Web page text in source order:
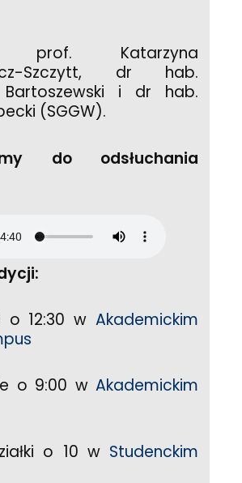
prof. Katarzyna
Szczytt, dr hab.
Bartoszewski i dr hab.
(SGGW).
do odsłuchania
o 12:30 w Akademickim
o 9:00 w Akademickim
o 10 w Studenckim